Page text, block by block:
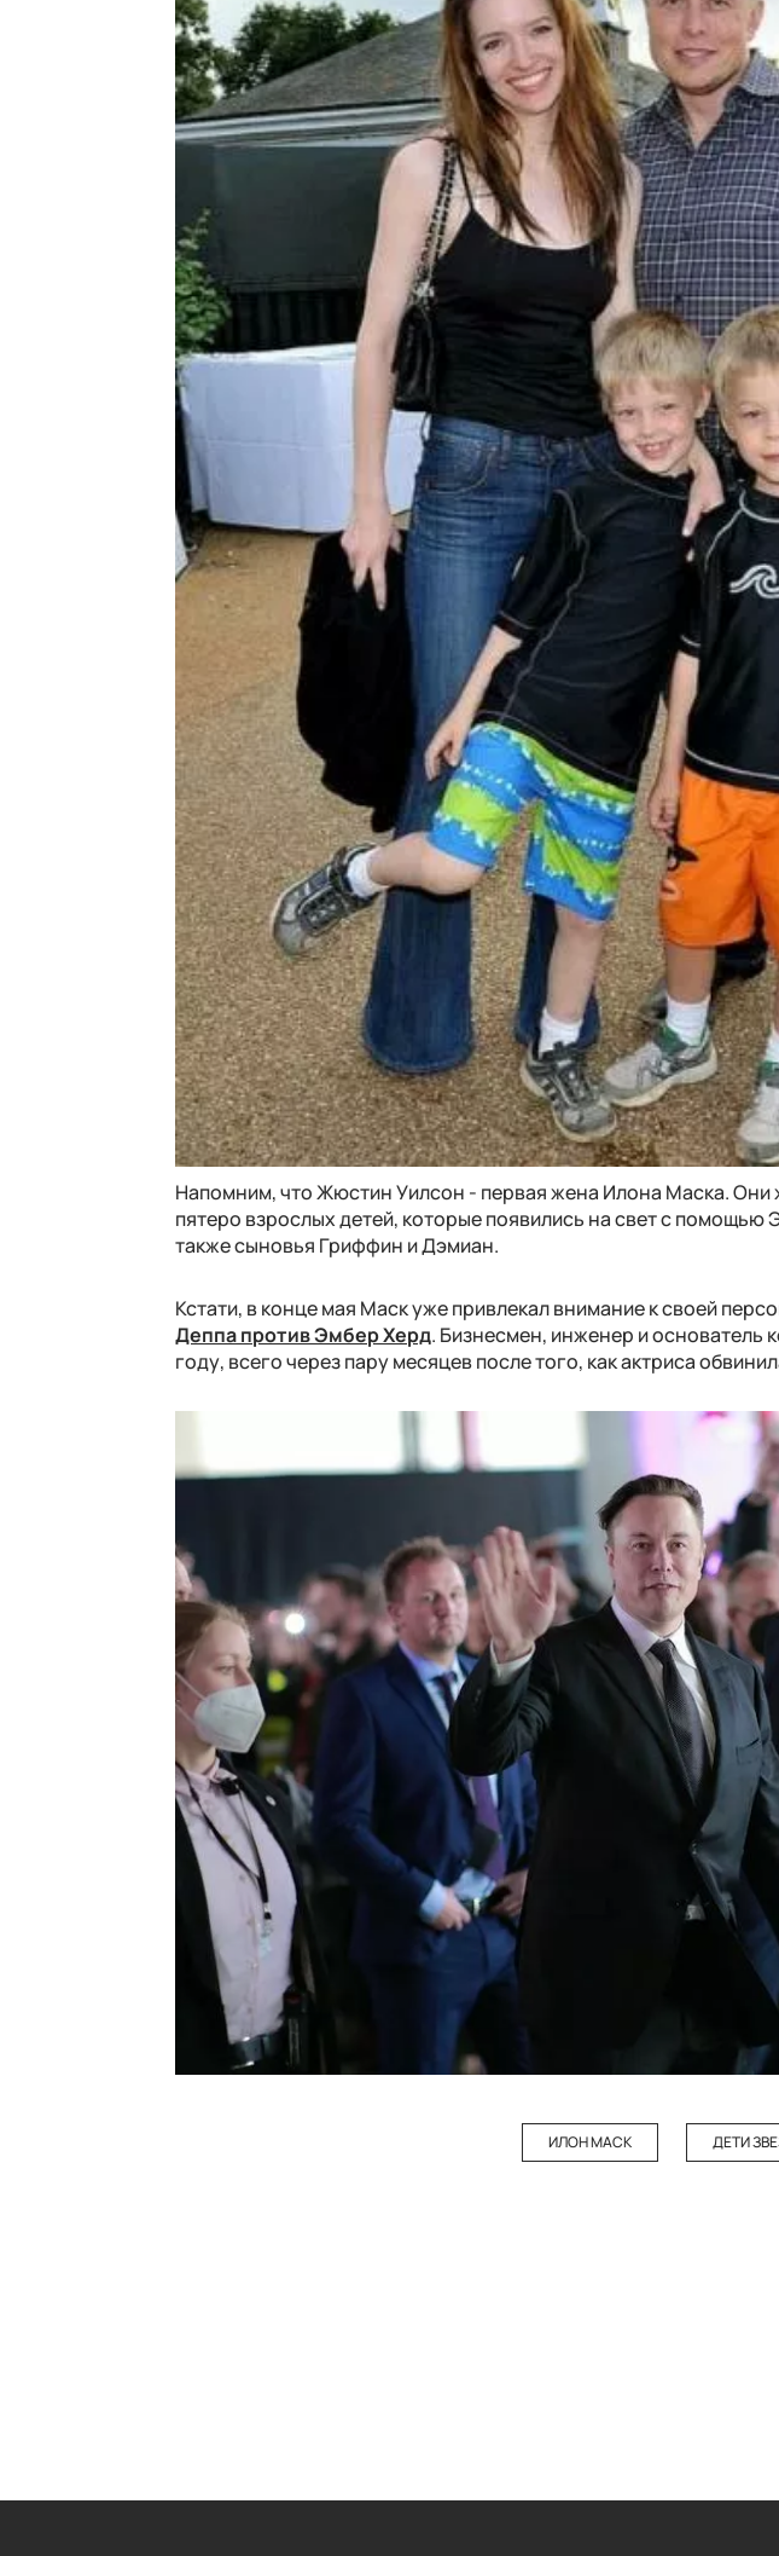
Напомним, что Жюстин Уилсон - первая жена Илона Маска. Они
пятеро взрослых детей, которые появились на свет с помощью
также сыновья Гриффин и Дэмиан.
Кстати, в конце мая Маск уже привлекал внимание к своей
Деппа против Эмбер Херд. Бизнесмен, инженер и основатель
году, всего через пару месяцев после того, как актриса
ИЛОН МАСК ДЕТИ